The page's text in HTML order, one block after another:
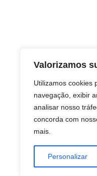
Valorizamos
Utilizamos cookies
navegação, exibir
analisar nosso
concorda com
mais.
Personalizar